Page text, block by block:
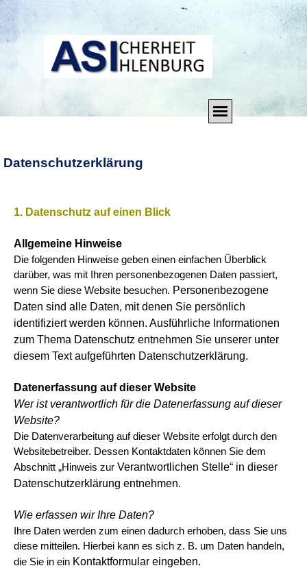
Direkt zum Seiteninhalt
Menü überspringen
Datenschutzerklärung
1. Datenschutz auf einen Blick
Allgemeine Hinweise
Die folgenden Hinweise geben einen einfachen Überblick
darüber, was mit Ihren personenbezogenen Daten passiert,
wenn Sie diese Website besuchen. Personenbezogene
Daten sind alle Daten, mit denen Sie persönlich
identifiziert werden können. Ausführliche Informationen
zum Thema Datenschutz entnehmen Sie unserer unter
diesem Text aufgeführten Datenschutzerklärung.
Datenerfassung auf dieser Website
Wer ist verantwortlich für die Datenerfassung auf dieser
Website?
Die Datenverarbeitung auf dieser Website erfolgt durch den
Websitebetreiber. Dessen Kontaktdaten können Sie dem
Abschnitt „Hinweis zur Verantwortlichen Stelle“ in dieser
Datenschutzerklärung entnehmen.
Wie erfassen wir Ihre Daten?
Ihre Daten werden zum einen dadurch erhoben, dass Sie uns
diese mitteilen. Hierbei kann es sich z. B. um Daten handeln,
die Sie in ein Kontaktformular eingeben.